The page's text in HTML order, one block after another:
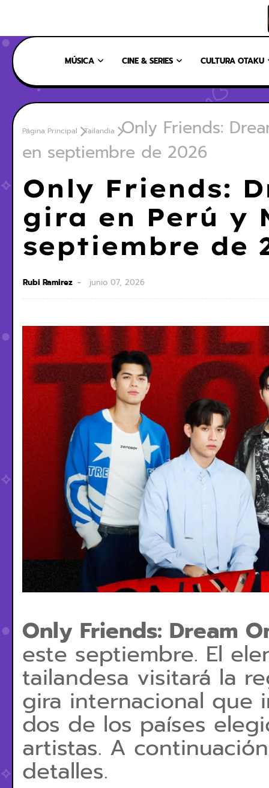
MÚSICA CINE & SERIES CULTURA OTAKU
Página Principal Tailandia
Only Friends:
en septiembre de 2026
Only Friends:
gira en Perú y
septiembre de
Rubi Ramirez junio 07, 2026
Only Friends: Dream
este septiembre. El
tailandesa visitará la
gira internacional que
dos de los países
artistas. A
detalles.